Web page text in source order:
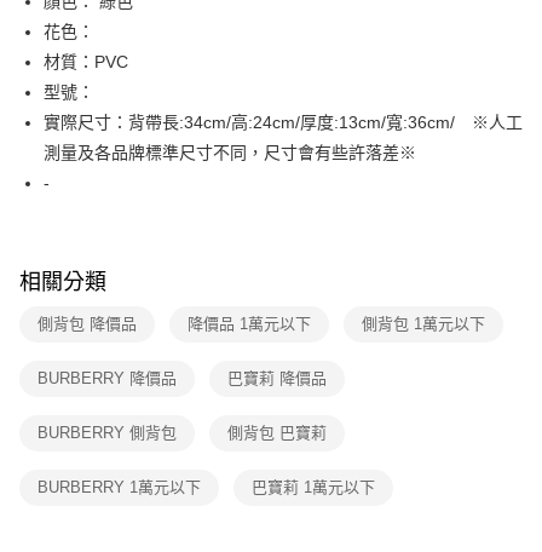
AFTEE先享後付是「在收到商品之後才付款」的支付方式。 讓您購物簡單
便利好安心！
１．簡單：不需註冊會員、不需綁卡、不需儲值。
３．安心：先確認商品／服務後，再付款。
【「AFTEE先享後付」結帳流程】
１．於結帳方式選擇「AFTEE先享後付」後，將跳轉至「AFTEE先享後付」
結帳頁面，進行簡訊認證並確認金額後，即可完成結帳。
※ 請注意：結帳手續完成當下不需立刻繳費，但若您需要取消訂單，請聯絡
購買商品的店家。未經商家同意取消之訂單仍視為有效，需透過AFTEE先享
後付繳納相關費用。
客戶支援中心」 https://netprotections.freshdesk.com/support/home
【注意事項】
權轉讓予恩沛科技股份有限公司。
運送方式
全家取貨付款
免運費
付款後7-11取貨
免運費
宅配
花色：
材質：PVC
型號：
實際尺寸：背帶長:34cm/高:24cm/厚度:13cm/寬:36cm/ ※人工
測量及各品牌標準尺寸不同，尺寸會有些許落差※
-
相關分類
側背包 降價品 降價品 1萬元以下 側背包 1萬元以下
BURBERRY 降價品 巴寶莉 降價品
BURBERRY 側背包 側背包 巴寶莉
BURBERRY 1萬元以下 巴寶莉 1萬元以下